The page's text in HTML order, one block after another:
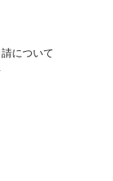
について